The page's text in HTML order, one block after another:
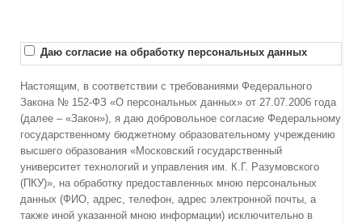
Даю согласие на обработку персональных данных
Настоящим, в соответствии с требованиями Федерального
Закона № 152-ФЗ «О персональных данных» от 27.07.2006 года
(далее – «Закон»), я даю добровольное согласие Федеральному
государственному бюджетному образовательному учреждению
высшего образования «Московский государственный
университет технологий и управления им. К.Г. Разумовского
(ПКУ)», на обработку предоставленных мною персональных
данных (ФИО, адрес, телефон, адрес электронной почты, а
также иной указанной мною информации) исключительно в